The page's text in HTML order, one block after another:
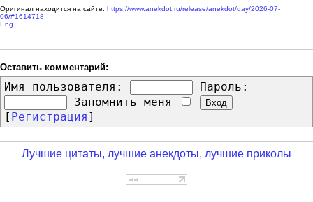
Оригинал находится на сайте: https://www.anekdot.ru/release/anekdot/day/2026-07-
06/#1614718
Eng
Оставить комментарий:
Имя пользователя:
Пароль:
Запомнить меня
[ Регистрация ]
Лучшие цитаты, лучшие анекдоты, лучшие приколы